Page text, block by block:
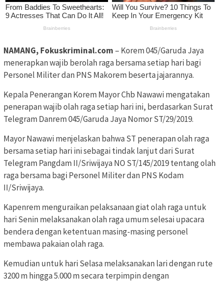
NAMANG, Fokuskriminal.com – Korem 045/Garuda Jaya
menerapkan wajib berolah raga bersama setiap hari bagi
Personel Militer dan PNS Makorem beserta jajarannya.
Kepala Penerangan Korem Mayor Chb Nawawi mengatakan
penerapan wajib olah raga setiap hari ini, berdasarkan Surat
Telegram Danrem 045/Garuda Jaya Nomor ST/29/2019.
Mayor Nawawi menjelaskan bahwa ST penerapan olah raga
bersama setiap hari ini sebagai tindak lanjut dari Surat
Telegram Pangdam II/Sriwijaya NO ST/145/2019 tentang olah
raga bersama bagi Personel Militer dan PNS Kodam
II/Sriwijaya.
Kapenrem menguraikan pelaksanaan giat olah raga untuk
hari Senin melaksanakan olah raga umum selesai upacara
bendera dengan ketentuan masing-masing personel
membawa pakaian olah raga.
Kemudian untuk hari Selasa melaksanakan lari dengan rute
3200 m hingga 5.000 m secara terpimpin dengan